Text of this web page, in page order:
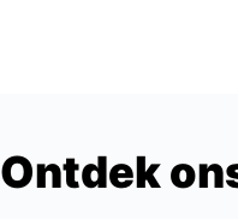
Ontdek